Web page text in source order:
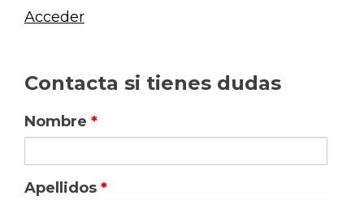
Acceder
Contacta si tienes dudas
Nombre *
Apellidos *